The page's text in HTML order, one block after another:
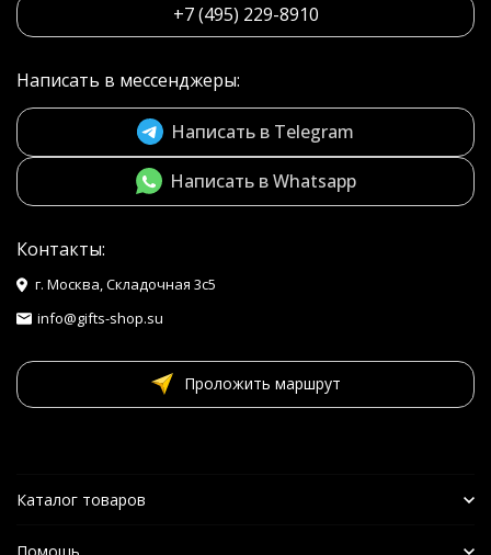
+7 (495) 229-8910
Написать в мессенджеры:
Написать в Telegram
Написать в Whatsapp
Контакты:
г. Москва, Складочная 3с5
info@gifts-shop.su
Проложить маршрут
Каталог товаров